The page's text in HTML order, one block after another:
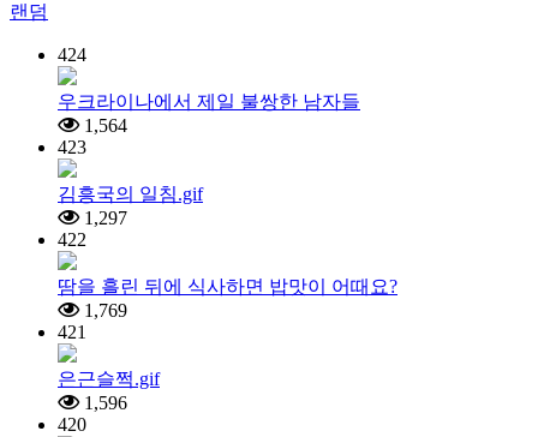
랜덤
424
우크라이나에서 제일 불쌍한 남자들
1,564
423
김흥국의 일침.gif
1,297
422
땀을 흘린 뒤에 식사하면 밥맛이 어때요?
1,769
421
은근슬쩍.gif
1,596
420